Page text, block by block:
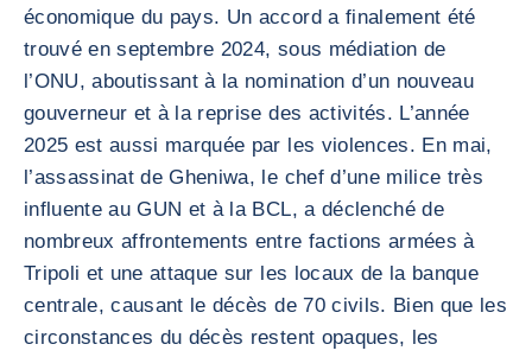
économique du pays. Un accord a finalement été
trouvé en septembre 2024, sous médiation de
l’ONU, aboutissant à la nomination d’un nouveau
gouverneur et à la reprise des activités. L’année
2025 est aussi marquée par les violences. En mai,
l’assassinat de Gheniwa, le chef d’une milice très
influente au GUN et à la BCL, a déclenché de
nombreux affrontements entre factions armées à
Tripoli et une attaque sur les locaux de la banque
centrale, causant le décès de 70 civils. Bien que les
circonstances du décès restent opaques, les